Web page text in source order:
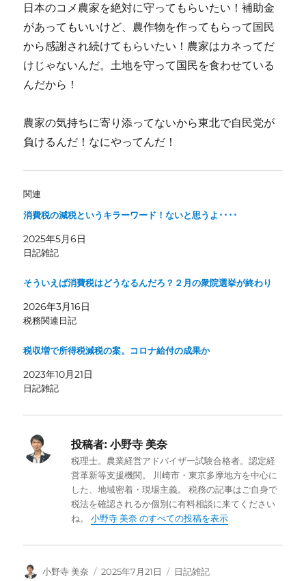
日本のコメ農家を絶対に守ってもらいたい！補助金
があってもいいけど、農作物を作ってもらって国民
から感謝され続けてもらいたい！農家はカネってだ
けじゃないんだ。土地を守って国民を食わせている
んだから！
農家の気持ちに寄り添ってないから東北で自民党が
負けるんだ！なにやってんだ！
関連
消費税の減税というキラーワード！ないと思うよ････
2025年5月6日
日記雑記
そういえば消費税はどうなるんだろ？２月の衆院選挙が終わり
2026年3月16日
税務関連日記
税収増で所得税減税の案。コロナ給付の成果か
2023年10月21日
日記雑記
投稿者: 小野寺 美奈
税理士。農業経営アドバイザー試験合格者。認定経
営革新等支援機関。 川崎市・東京多摩地方を中心に
した、地域密着・現場主義。 税務の記事はご自身で
税法を確認されるか個別に有料相談に来てください
ね。小野寺 美奈 のすべての投稿を表示
投
小野寺 美奈
投
2025年7月21日
カ
日記雑記